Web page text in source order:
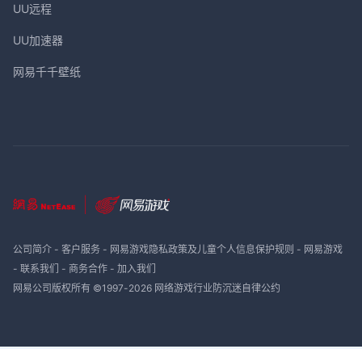
UU远程
UU加速器
网易千千壁纸
公司简介- 客户服务- 网易游戏隐私政策及儿童个人信息保护规则 - 网易游戏
- 联系我们 - 商务合作- 加入我们
网易公司版权所有 ©1997-2026 网络游戏行业防沉迷自律公约